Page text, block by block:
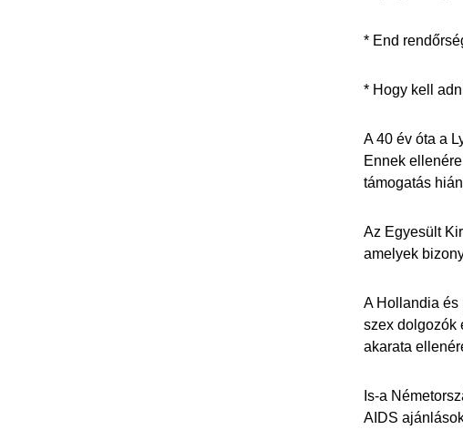
* End
* Hogy kell
A 40 év óta a
Ennek
támogatás
Az Egyesült
amelyek
A Hollandia és
szex dolgozók
akarata
Is-a
AIDS